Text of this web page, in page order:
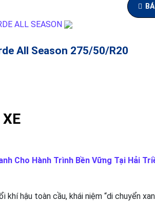
All Season 275/50/R20
Cho Hành Trình Bền Vững Tại Hải
hậu toàn cầu, khái niệm “di chuyển